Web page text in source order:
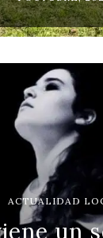
ACTUALIDAD
un